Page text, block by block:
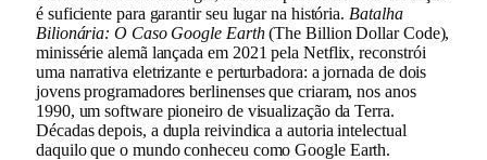
é suficiente para garantir seu lugar na história. Batalha
Bilionária: O Caso Google Earth(The Billion Dollar Code),
minissérie alemã lançada em 2021 pela Netflix, reconstrói
uma narrativa eletrizante e perturbadora: a jornada de dois
jovens programadores berlinenses que criaram, nos anos
1990, um software pioneiro de visualização da Terra.
Décadas depois, a dupla reivindica a autoria intelectual
daquilo que o mundo conheceu como Google Earth.